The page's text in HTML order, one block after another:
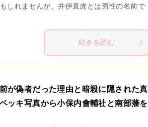
しれませんが、井伊直虎とは男性の名前で
続きを読む
偽者だった理由と暗殺に隠された真
キ写真から小保内會輔社と南部藩を